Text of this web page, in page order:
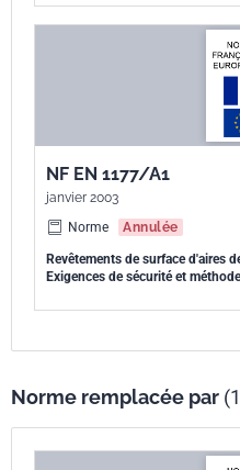
NF EN 1177/A1
janvier 2003
Norme
Annulée
Revêtements de surface d'aires
Exigences de sécurité et
Norme remplacée par